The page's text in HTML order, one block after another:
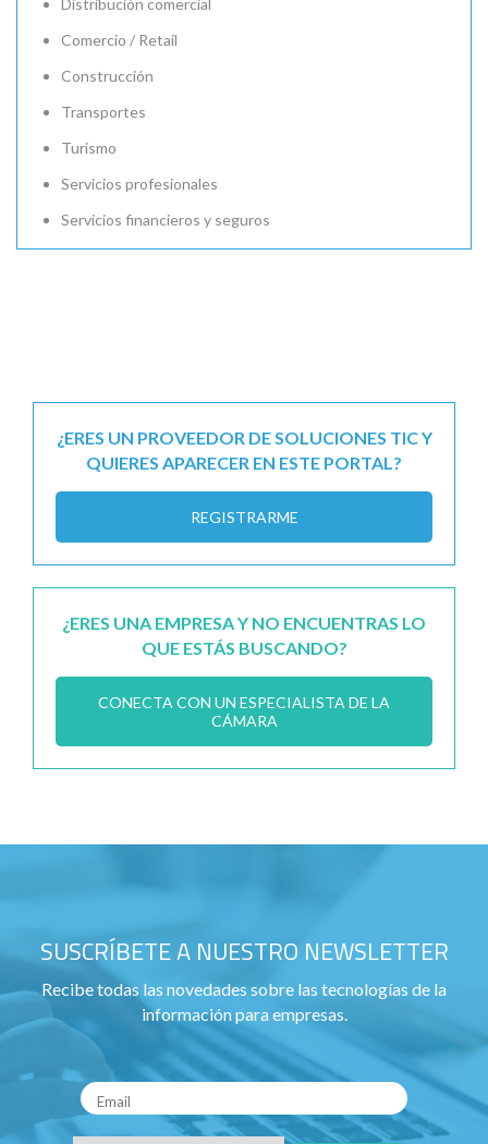
Comercio / Retail
Construcción
Transportes
Turismo
Servicios profesionales
Servicios financieros y seguros
¿ERES UN PROVEEDOR DE SOLUCIONES TIC Y
QUIERES APARECER EN ESTE PORTAL?
REGISTRARME
¿ERES UNA EMPRESA Y NO ENCUENTRAS LO
QUE ESTÁS BUSCANDO?
CONECTA CON UN ESPECIALISTA DE LA
CÁMARA
SUSCRÍBETE A NUESTRO NEWSLETTER
Recibe todas las novedades sobre las tecnologías de la
información para empresas.